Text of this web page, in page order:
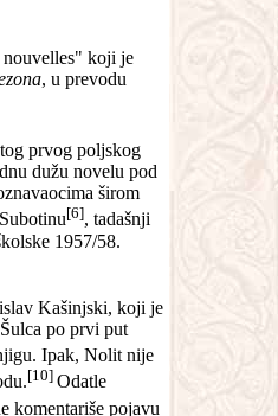
nouvelles" koji je
, u prevodu
prvog poljskog
dužu novelu pod
širom
[6], tadašnji
1957/58.
Kašinjski, koji je
po prvi put
Ipak, Nolit nije
[10] Odatle
komentariše pojavu